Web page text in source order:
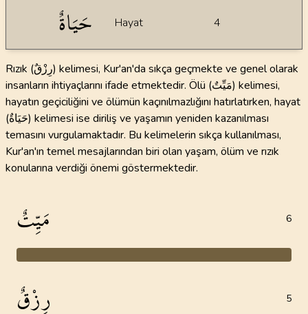
حَيَاةٌ Hayat 4
Rızık (رِزْقٌ) kelimesi, Kur'an'da sıkça geçmekte ve genel olarak
insanların ihtiyaçlarını ifade etmektedir. Ölü (مَيِّتٌ) kelimesi,
hayatın geçiciliğini ve ölümün kaçınılmazlığını hatırlatırken, hayat
(حَيَاةٌ) kelimesi ise diriliş ve yaşamın yeniden kazanılması
temasını vurgulamaktadır. Bu kelimelerin sıkça kullanılması,
Kur'an'ın temel mesajlarından biri olan yaşam, ölüm ve rızık
konularına verdiği önemi göstermektedir.
مَيِّتٌ 6
رِزْقٌ 5